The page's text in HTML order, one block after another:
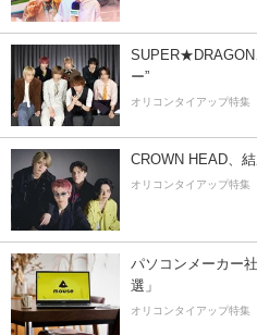
SUPER★DRAGON
ー”
オリコンタイアップ特集
CROWN HEAD、
オリコンタイアップ特集
パソコンメーカー
選」
オリコンタイアップ特集